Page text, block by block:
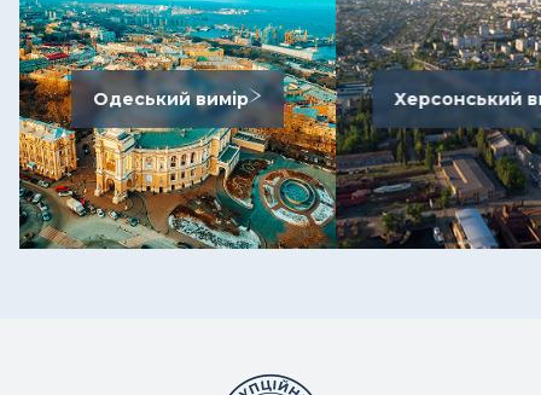
Одеський вимір Херсонський